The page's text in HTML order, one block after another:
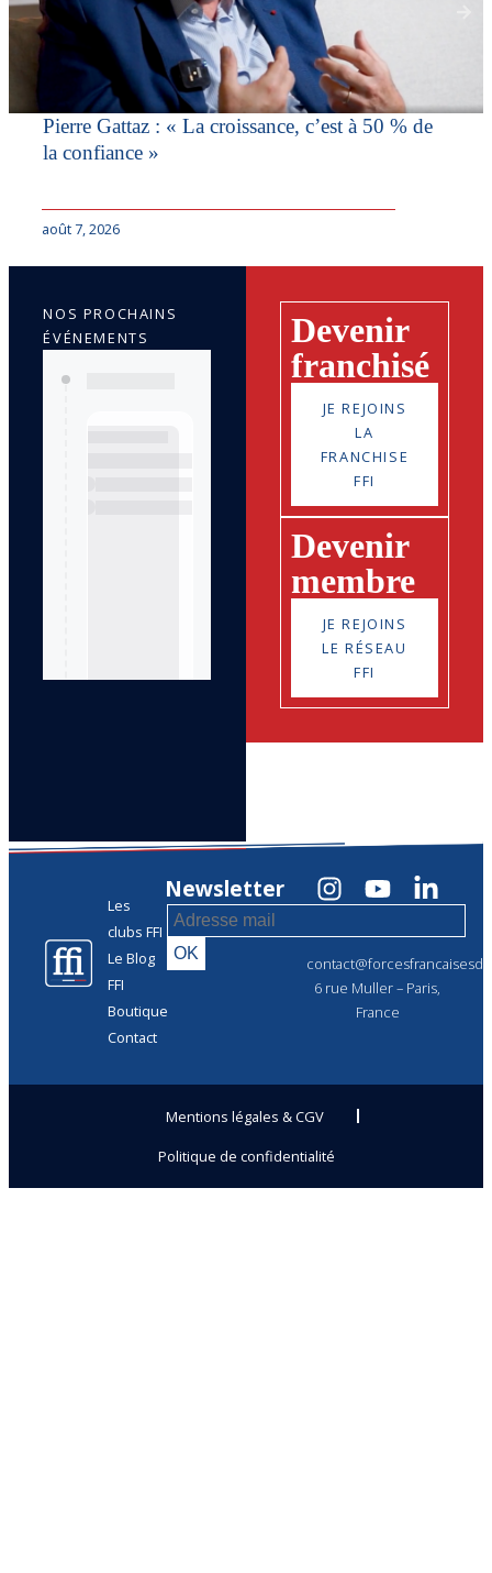
Pierre Gattaz : « La croissance, c’est à 50 % de
la confiance »
août 7, 2026
Devenir
franchisé
JE REJOINS
LA
FRANCHISE
FFI
Devenir
membre
JE REJOINS
LE RÉSEAU
FFI
NOS PROCHAINS
ÉVÉNEMENTS
Les
clubs FFI
Le Blog
FFI
Boutique
Contact
6 rue Muller – Paris,
France
Newsletter
Mentions légales & CGV
Politique de confidentialité